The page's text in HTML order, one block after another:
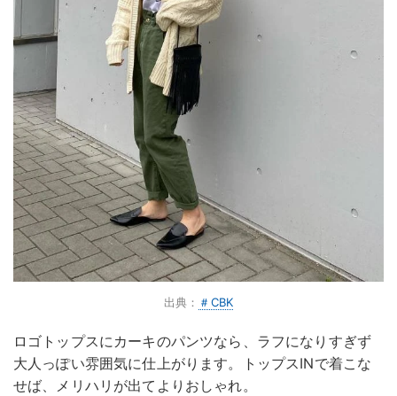
出典： ＃CBK
ロゴトップスにカーキのパンツなら、ラフになりすぎず
大人っぽい雰囲気に仕上がります。トップスINで着こな
せば、メリハリが出てよりおしゃれ。